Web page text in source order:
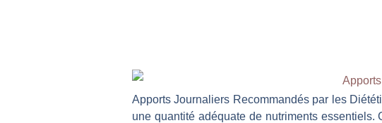
Apports Journaliers Recommandés par les
une quantité adéquate de nutriments